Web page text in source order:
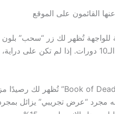
القائمون على الموقع
للواجهة تُظهر لك زر “سحب”
مجرد “عرض تجريبي” يزائل